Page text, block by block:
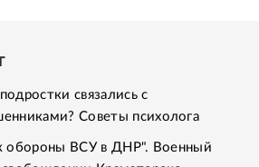
связались с
Советы психолога
обороны ВСУ в ДНР". Военный